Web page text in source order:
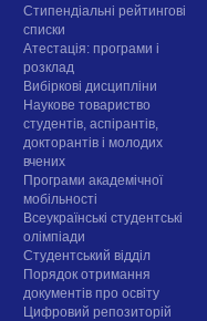
Стипендіальні рейтингові
списки
Атестація: програми і
розклад
Вибіркові дисципліни
Наукове товариство
студентів, аспірантів,
докторантів і молодих
вчених
Програми академічної
мобільності
Всеукраїнські студентські
олімпіади
Студентський відділ
Порядок отримання
документів про освіту
Цифровий репозиторій